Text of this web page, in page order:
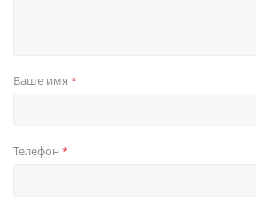
Ваше имя *
Телефон *